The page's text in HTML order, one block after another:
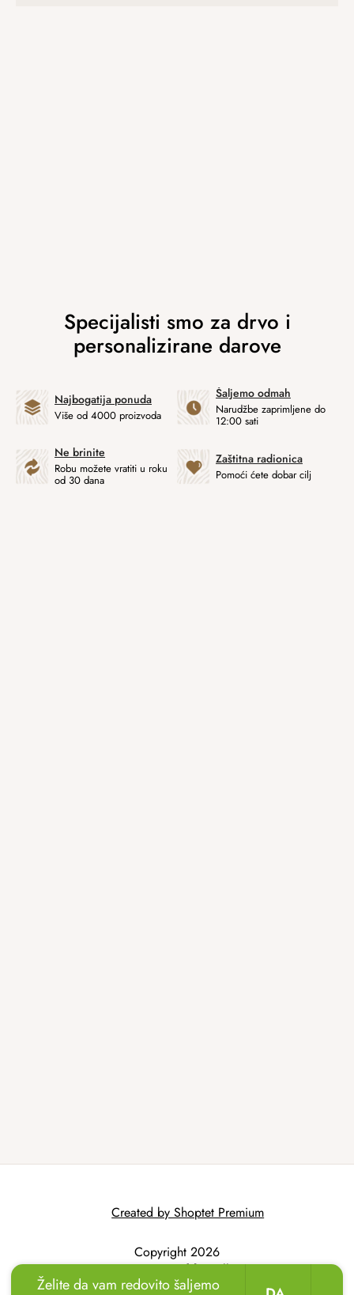
Najbogatija ponuda
Više od 4000 proizvoda
Šaljemo odmah
Narudžbe zaprimljene do
12:00 sati
Ne brinite
Robu možete vratiti u roku
od 30 dana
Zaštitna radionica
Pomoći ćete dobar cilj
Created by Shoptet Premium
Copyright 2026
AtmoWood.hr. All
rights reserved.
Želite da vam redovito šaljemo